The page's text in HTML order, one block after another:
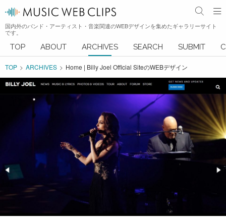
国内外のバンド・アーティスト・音楽関連のWEBデザインを集めたギャラリーサイト
です。
TOP ABOUT ARCHIVES SEARCH SUBMIT
TOP ARCHIVES Home | Billy Joel Official SiteのWEBデザイン